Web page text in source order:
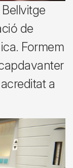
de
Formem
a